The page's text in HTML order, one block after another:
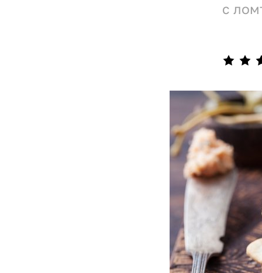
с